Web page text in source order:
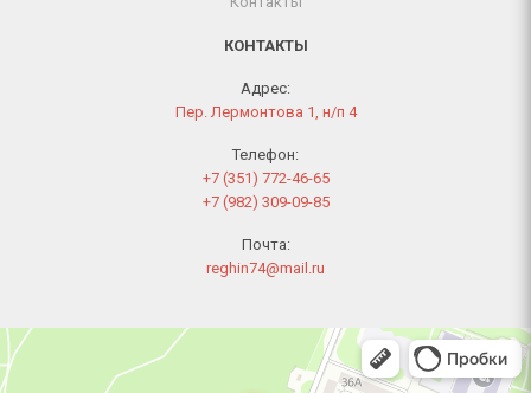
КОНТАКТЫ
Адрес:
Пер. Лермонтова 1, н/п 4
Телефон:
+7 (351) 772-46-65
+7 (982) 309-09-85
Почта:
reghin74@mail.ru
Челябинск
Переулок Лермонтова, 1 — Яндекс Карты